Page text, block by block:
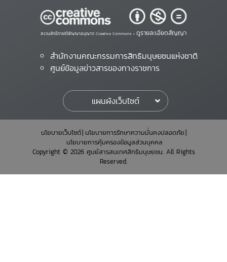
สงวนสิทธิ์ภายใต้สัญญาอนุญาต Creative Commons • ดูรายละเอียดสัญญา
สำนักงานคณะกรรมการสิทธิมนุษยชนแห่งชาติ
ศูนย์ข้อมูลข่าวสารของทางราชการ
แผนผังเว็บไซต์
นโยบายเว็บไซต์ นโยบายการรักษาความมั่นคงปลอดภัย
นโยบายการคุ้มครองข้อมูลส่วนบุคคล
Copyright © 2026 ศูนย์สารสนเทศสิทธิมนุษยชน. All Rights
Reserved.